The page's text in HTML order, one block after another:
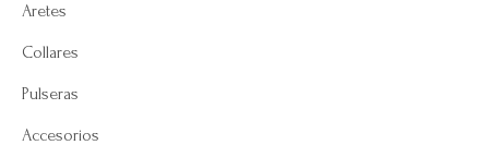
Aretes
Collares
Pulseras
Accesorios